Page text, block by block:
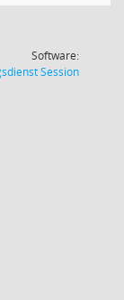
Software:
Session(Wird in